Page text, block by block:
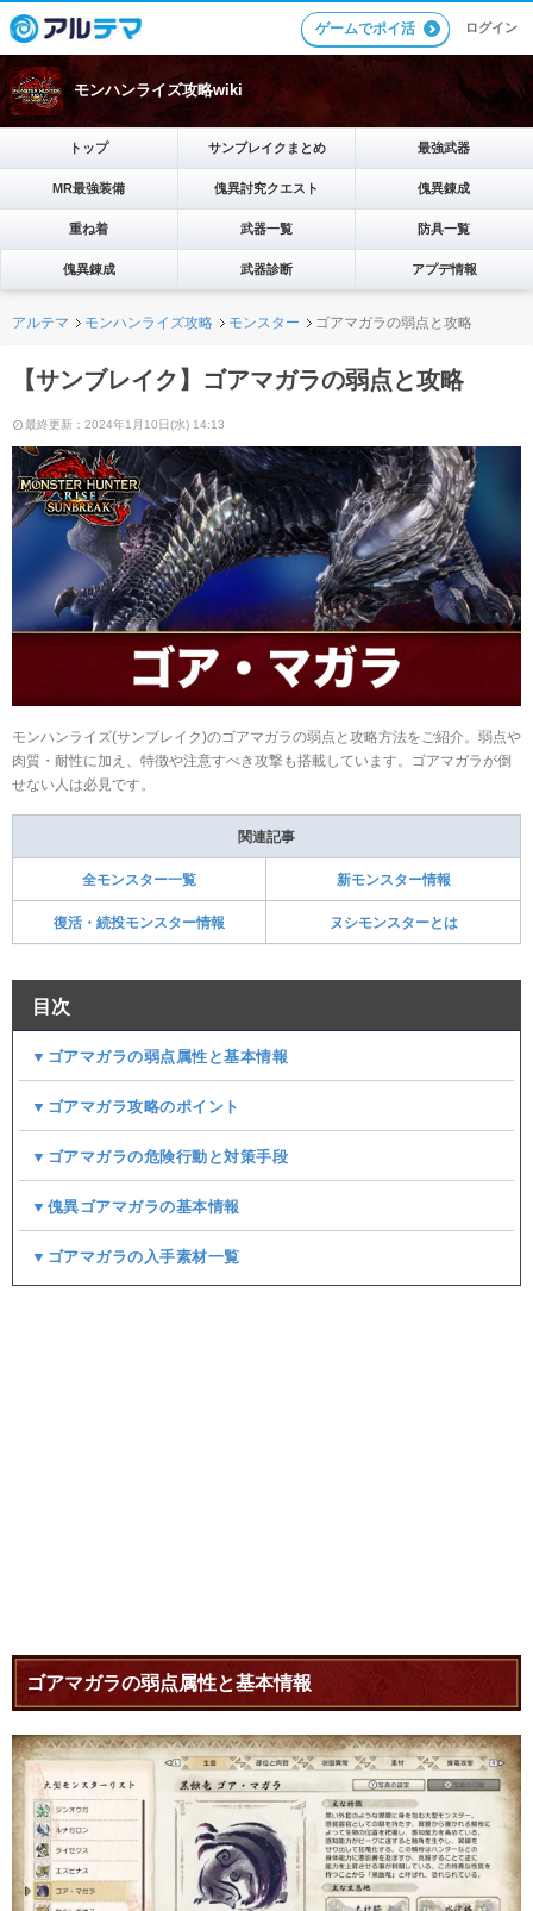
ゲームでポイ活 ログイン
モンハンライズ攻略wiki
トップ サンブレイクまとめ 最強武器
MR最強装備 傀異討究クエスト 傀異錬成
重ね着 武器一覧 防具一覧
傀異錬成 武器診断 アプデ情報
アルテマ モンハンライズ攻略 モンスター ゴアマガラの弱点と攻略
【サンブレイク】ゴアマガラの弱点と攻略
最終更新：2024年1月10日(水) 14:13
モンハンライズ(サンブレイク)のゴアマガラの弱点と攻略方法をご紹介。弱点や
肉質・耐性に加え、特徴や注意すべき攻撃も搭載しています。ゴアマガラが倒
せない人は必見です。
関連記事
全モンスター一覧 新モンスター情報
復活・続投モンスター情報 ヌシモンスターとは
目次
▼ゴアマガラの弱点属性と基本情報
▼ゴアマガラ攻略のポイント
▼ゴアマガラの危険行動と対策手段
▼傀異ゴアマガラの基本情報
▼ゴアマガラの入手素材一覧
ゴアマガラの弱点属性と基本情報